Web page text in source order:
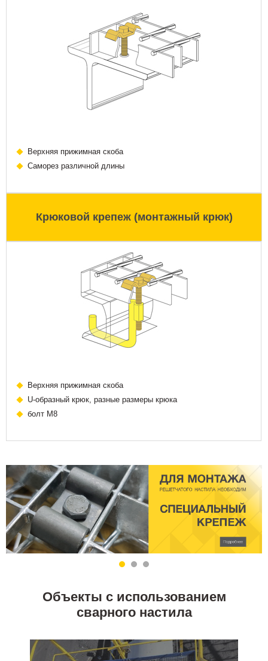
Верхняя прижимная скоба
Саморез различной длины
Крюковой крепеж (монтажный крюк)
Верхняя прижимная скоба
U-образный крюк, разные размеры крюка
болт М8
Объекты с использованием
сварного настила